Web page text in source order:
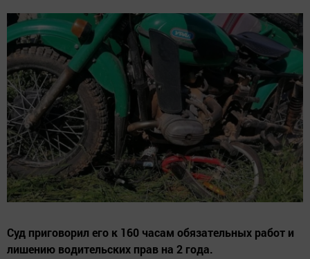
Суд приговорил его к 160 часам обязательных работ и
лишению водительских прав на 2 года.